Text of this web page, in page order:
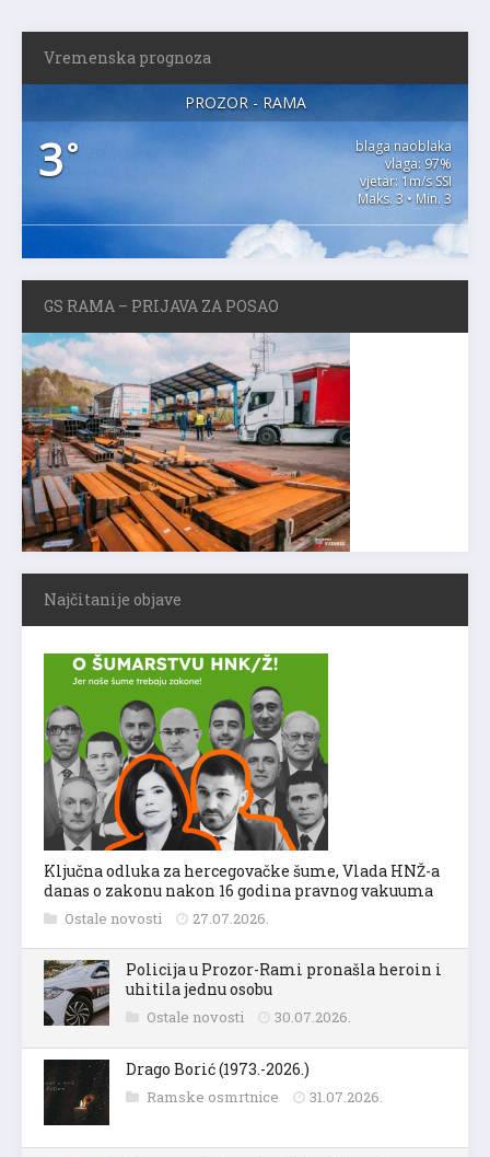
Vremenska prognoza
PROZOR - RAMA
3°
blaga naoblaka
vlaga: 97%
vjetar: 1m/s SSI
Maks. 3 • Min. 3
GS RAMA – PRIJAVA ZA POSAO
Najčitanije objave
Ključna odluka za hercegovačke šume, Vlada HNŽ-a
danas o zakonu nakon 16 godina pravnog vakuuma
Ostale novosti 27.07.2026.
Policija u Prozor-Rami pronašla heroin i
uhitila jednu osobu
Ostale novosti 30.07.2026.
Drago Borić (1973.-2026.)
Ramske osmrtnice 31.07.2026.